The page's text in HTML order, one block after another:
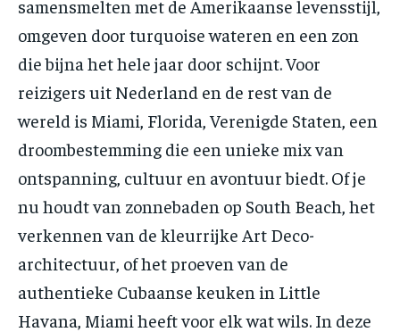
samensmelten met de Amerikaanse levensstijl,
omgeven door turquoise wateren en een zon
die bijna het hele jaar door schijnt. Voor
reizigers uit Nederland en de rest van de
wereld is Miami, Florida, Verenigde Staten, een
droombestemming die een unieke mix van
ontspanning, cultuur en avontuur biedt. Of je
nu houdt van zonnebaden op South Beach, het
verkennen van de kleurrijke Art Deco-
architectuur, of het proeven van de
authentieke Cubaanse keuken in Little
Havana, Miami heeft voor elk wat wils. In deze